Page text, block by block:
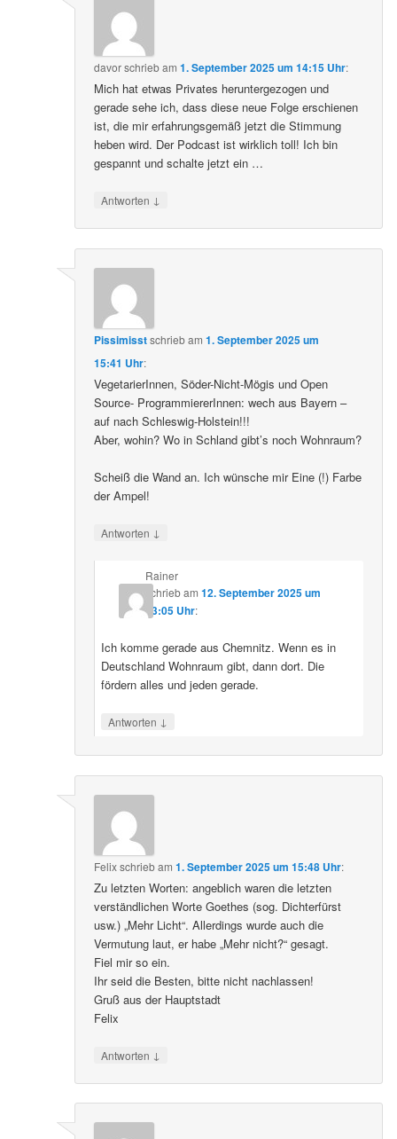
davorschriebam1. September 2025 um 14:15 Uhr:
Mich hat etwas Privates heruntergezogen und
gerade sehe ich, dass diese neue Folge erschienen
ist, die mir erfahrungsgemäß jetzt die Stimmung
heben wird. Der Podcast ist wirklich toll! Ich bin
gespannt und schalte jetzt ein …
Antworten ↓
Pissimisstschriebam1. September 2025 um
15:41 Uhr:
VegetarierInnen, Söder-Nicht-Mögis und Open
Source- ProgrammiererInnen: wech aus Bayern –
auf nach Schleswig-Holstein!!!
Aber, wohin? Wo in Schland gibt’s noch Wohnraum?
Scheiß die Wand an. Ich wünsche mir Eine (!) Farbe
der Ampel!
Antworten ↓
Rainer
schriebam 12. September 2025 um
23:05 Uhr:
Ich komme gerade aus Chemnitz. Wenn es in
Deutschland Wohnraum gibt, dann dort. Die
fördern alles und jeden gerade.
Antworten ↓
Felixschriebam1. September 2025 um 15:48 Uhr:
Zu letzten Worten: angeblich waren die letzten
verständlichen Worte Goethes (sog. Dichterfürst
usw.) „Mehr Licht“. Allerdings wurde auch die
Vermutung laut, er habe „Mehr nicht?“ gesagt.
Fiel mir so ein.
Ihr seid die Besten, bitte nicht nachlassen!
Gruß aus der Hauptstadt
Felix
Antworten ↓